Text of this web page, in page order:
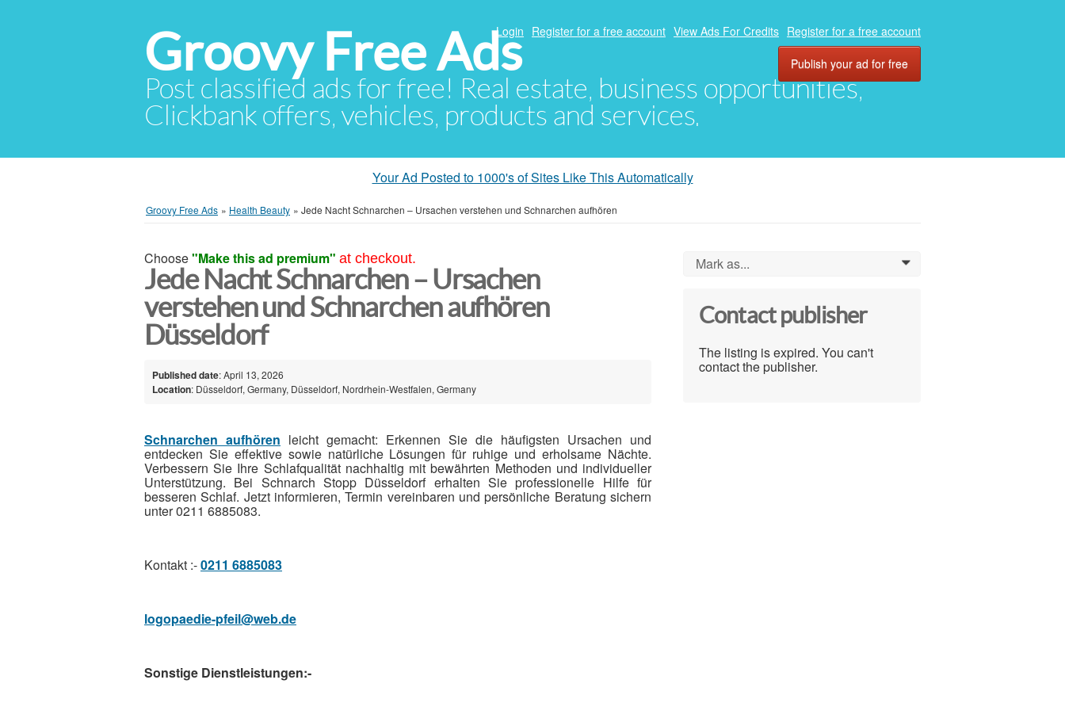
Groovy Free Ads
Post classified ads for free! Real estate, business opportunities,
Clickbank offers, vehicles, products and services.
Login Register for a free account View Ads For Credits Register for a free account
Publish your ad for free
Your Ad Posted to 1000's of Sites Like This Automatically
Groovy Free Ads » Health Beauty » Jede Nacht Schnarchen – Ursachen verstehen und Schnarchen aufhören
Choose"Make this ad premium" at checkout.
Jede Nacht Schnarchen – Ursachen
verstehen und Schnarchen aufhören
Düsseldorf
Published date: April 13, 2026
Location: Düsseldorf, Germany, Düsseldorf, Nordrhein-Westfalen, Germany
Schnarchen aufhören leicht gemacht: Erkennen Sie die häufigsten Ursachen und
entdecken Sie effektive sowie natürliche Lösungen für ruhige und erholsame Nächte.
Verbessern Sie Ihre Schlafqualität nachhaltig mit bewährten Methoden und individueller
Unterstützung. Bei Schnarch Stopp Düsseldorf erhalten Sie professionelle Hilfe für
besseren Schlaf. Jetzt informieren, Termin vereinbaren und persönliche Beratung sichern
unter 0211 6885083.
Kontakt :-0211 6885083
logopaedie-pfeil@web.de
Sonstige Dienstleistungen:-
Mark as... 0
Contact publisher
The listing is expired. You can't
contact the publisher.